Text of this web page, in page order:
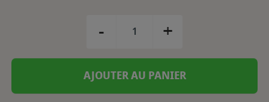
- +
AJOUTER AU PANIER